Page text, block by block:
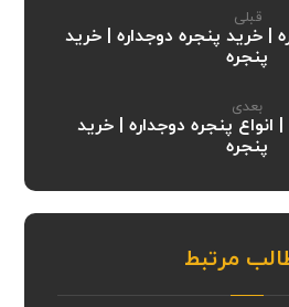
قبلی
| خرید پنجره دوجداره | خرید
پنجره
بعدی
خرید پنجره upvc | انواع پنجره دوجداره | خرید
پنجره
مرتبط